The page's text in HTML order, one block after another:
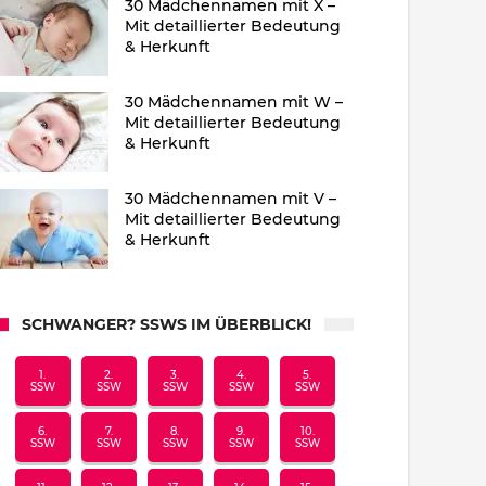
30 Mädchennamen mit X –
Mit detaillierter Bedeutung
& Herkunft
30 Mädchennamen mit W –
Mit detaillierter Bedeutung
& Herkunft
30 Mädchennamen mit V –
Mit detaillierter Bedeutung
& Herkunft
SCHWANGER? SSWS IM ÜBERBLICK!
1.
SSW
2.
SSW
3.
SSW
4.
SSW
5.
SSW
6.
SSW
7.
SSW
8.
SSW
9.
SSW
10.
SSW